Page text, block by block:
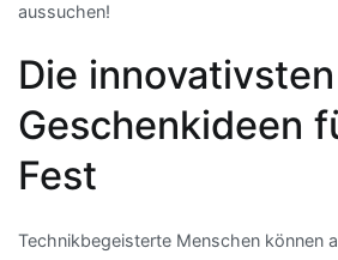
aussuchen!
Die innovativsten
Geschenkideen
Fest
Technikbegeisterte Menschen können